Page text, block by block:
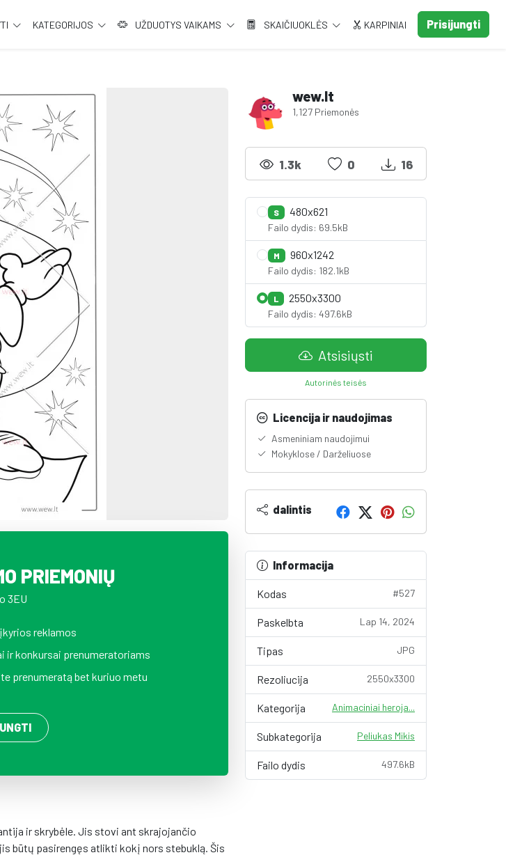
KATEGORIJOS UŽDUOTYS VAIKAMS SKAIČIUOKLĖS KARPINIAI Prisijungti
PRIEMONIŲ
3EU
reklamos
ir konkursai prenumeratoriams
prenumeratą bet kuriuo metu
ir skrybėle. Jis stovi ant skrajojančio
būtų pasirengęs atlikti kokį nors stebuklą. Šis
wew.lt
1,127 Priemonės
1.3k 0 16
S 480x621
Failo dydis: 69.5kB
M 960x1242
Failo dydis: 182.1kB
L 2550x3300
Failo dydis: 497.6kB
Atsisiųsti
Autorinės teisės
Licencija ir naudojimas
Asmeniniam naudojimui
Mokyklose / Darželiuose
dalintis
Informacija
Kodas #527
Paskelbta Lap 14, 2024
Tipas JPG
Rezoliucija 2550x3300
Kategorija Animaciniai heroja...
Subkategorija Peliukas Mikis
Failo dydis 497.6kB